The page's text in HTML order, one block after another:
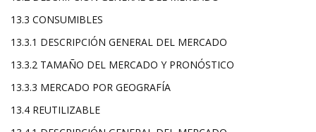
13.3 CONSUMIBLES
13.3.1 DESCRIPCIÓN GENERAL DEL MERCADO
13.3.2 TAMAÑO DEL MERCADO Y PRONÓSTICO
13.3.3 MERCADO POR GEOGRAFÍA
13.4 REUTILIZABLE